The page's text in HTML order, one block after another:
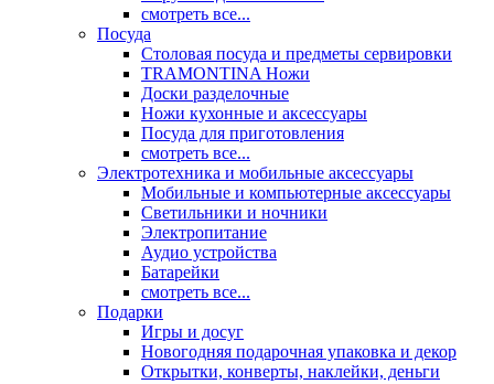
смотреть все...
Посуда
Столовая посуда и предметы сервировки
TRAMONTINA Ножи
Доски разделочные
Ножи кухонные и аксессуары
Посуда для приготовления
смотреть все...
Электротехника и мобильные аксессуары
Мобильные и компьютерные аксессуары
Светильники и ночники
Электропитание
Аудио устройства
Батарейки
смотреть все...
Подарки
Игры и досуг
Новогодняя подарочная упаковка и декор
Открытки, конверты, наклейки, деньги